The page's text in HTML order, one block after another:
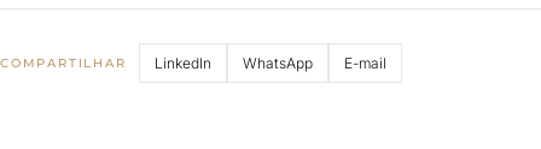
COMPARTILHAR LinkedIn WhatsApp E-mail